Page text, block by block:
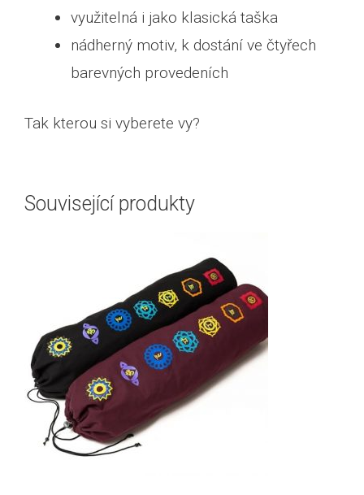
využitelná i jako klasická taška
nádherný motiv, k dostání ve čtyřech
barevných provedeních
Tak kterou si vyberete vy?
Související produkty